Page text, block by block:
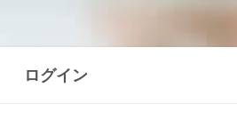
ログイン